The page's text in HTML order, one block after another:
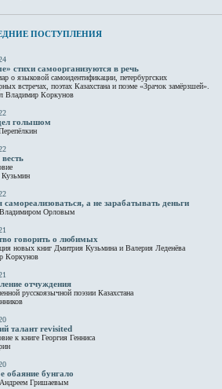
ПОСТУПЛЕНИЯ
стихи самоорганизуются в речь
о языковой самоидентификации, петербургских
встречах, поэтах Казахстана и поэме «Зрачок замёрзшей».
Владимир Коркунов
голышом
самореализоваться, а не зарабатывать деньги
Владимиром Орловым
говорить о любимых
новых книг Дмитрия Кузьмина и Валерия Леденёва
Коркунов
отчуждения
русскоязычной поэзии Казахстана
талант revisited
к книге Георгия Генниса
обаяние бунгало
Андреем Гришаевым